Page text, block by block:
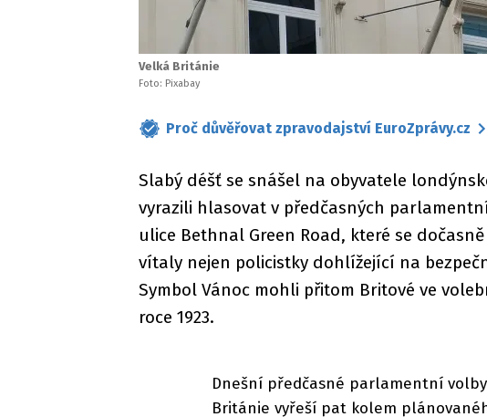
Velká Británie
Foto: Pixabay
Proč důvěřovat zpravodajství EuroZprávy.cz
Slabý déšť se snášel na obyvatele
vyrazili hlasovat v předčasných
ulice Bethnal Green Road, které se
vítaly nejen policistky dohlížející na
Symbol Vánoc mohli přitom Britové ve
roce 1923.
Dnešní předčasné parlamentní
Británie vyřeší pat kolem